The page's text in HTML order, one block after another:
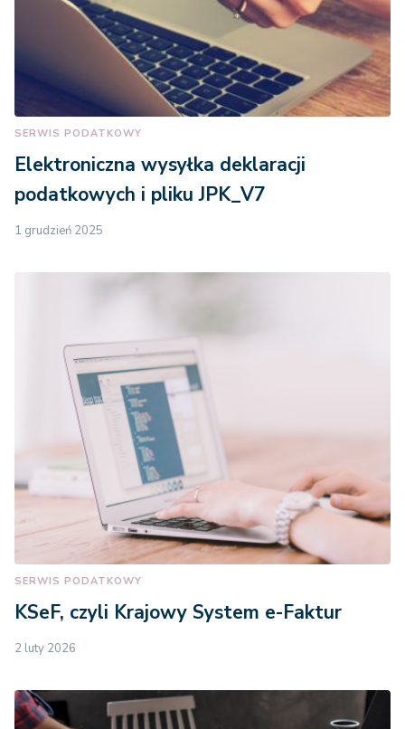
SERWIS PODATKOWY
Elektroniczna wysyłka deklaracji
podatkowych i pliku JPK_V7
1 grudzień 2025
SERWIS PODATKOWY
KSeF, czyli Krajowy System e-Faktur
2 luty 2026